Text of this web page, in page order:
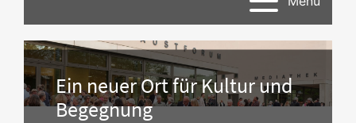
Ein neuer Ort für Kultur und
Begegnung